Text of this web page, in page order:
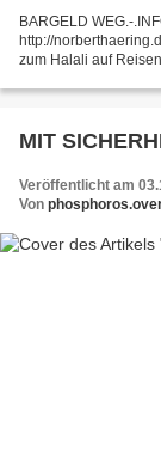
BARGELD WEG.-
http://
zum Halali auf
MIT
Veröffentlicht am
Von